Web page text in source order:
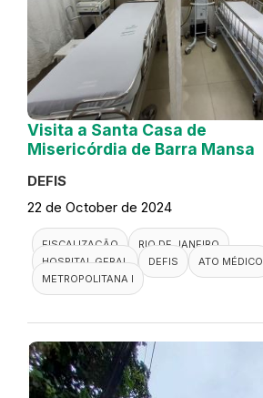
Visita a Santa Casa de
Misericórdia de Barra Mansa
DEFIS
22 de October de 2024
FISCALIZAÇÃO
RIO DE JANEIRO
HOSPITAL GERAL
DEFIS
ATO MÉDICO
METROPOLITANA I